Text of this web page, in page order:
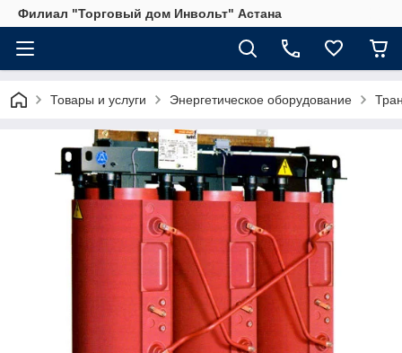
Филиал "Торговый дом Инвольт" Астана
Товары и услуги Энергетическое оборудование